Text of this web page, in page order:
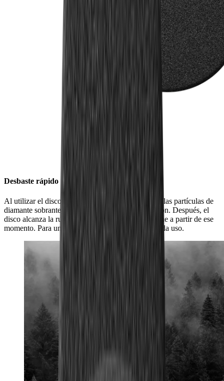
Desbaste rápido una y otra vez
Al utilizar el disco por primera vez, se desprenden las partículas de
diamante sobrantes ligadas al proceso de fabricación. Después, el
disco alcanza la rugosidad deseada, que se mantiene a partir de ese
momento. Para un proceso de afilado rápido en cada uso.